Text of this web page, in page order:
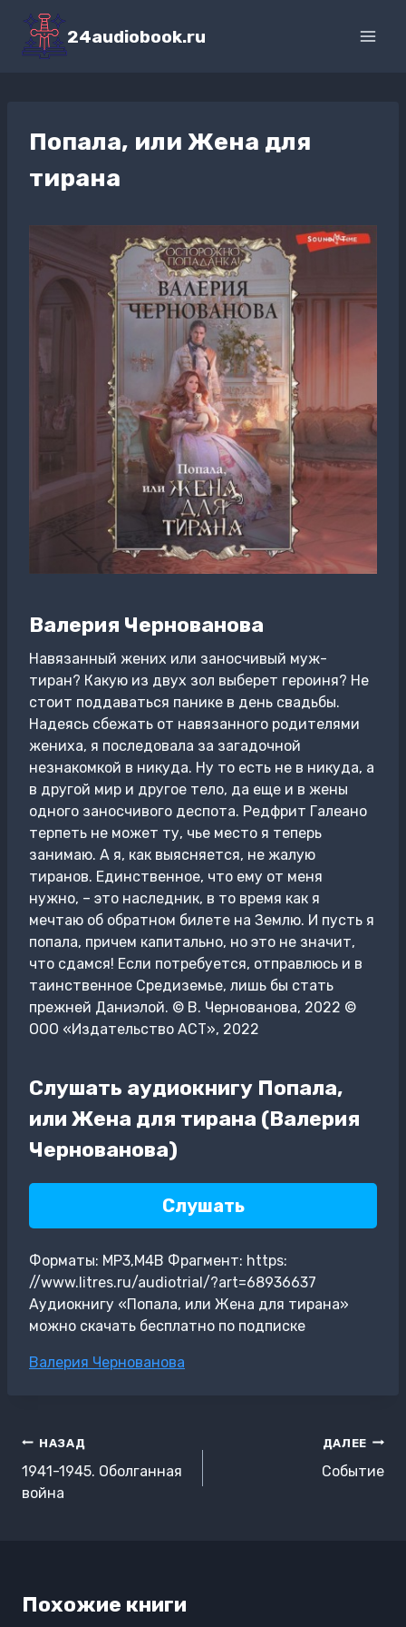
Перейти
содержимому
24audiobook.ru
Попала, или Жена для
тирана
Валерия Чернованова
Навязанный жених или заносчивый муж-
тиран? Какую из двух зол выберет героиня? Не
стоит поддаваться панике в день свадьбы.
Надеясь сбежать от навязанного родителями
жениха, я последовала за загадочной
незнакомкой в никуда. Ну то есть не в никуда, а
в другой мир и другое тело, да еще и в жены
одного заносчивого деспота. Редфрит Галеано
терпеть не может ту, чье место я теперь
занимаю. А я, как выясняется, не жалую
тиранов. Единственное, что ему от меня
нужно, – это наследник, в то время как я
мечтаю об обратном билете на Землю. И пусть я
попала, причем капитально, но это не значит,
что сдамся! Если потребуется, отправлюсь и в
таинственное Средиземье, лишь бы стать
прежней Даниэлой. © В. Чернованова, 2022 ©
ООО «Издательство АСТ», 2022
Слушать аудиокнигу Попала,
или Жена для тирана (Валерия
Чернованова)
Слушать
Форматы: MP3,M4B Фрагмент: https:
//www.litres.ru/audiotrial/?art=68936637
Аудиокнигу «Попала, или Жена для тирана»
можно скачать бесплатно по подписке
Метки
Валерия Чернованова
Навигация
по
записям
НАЗАД
1941-1945. Оболганная
война
ДАЛЕЕ
Событие
Похожие книги